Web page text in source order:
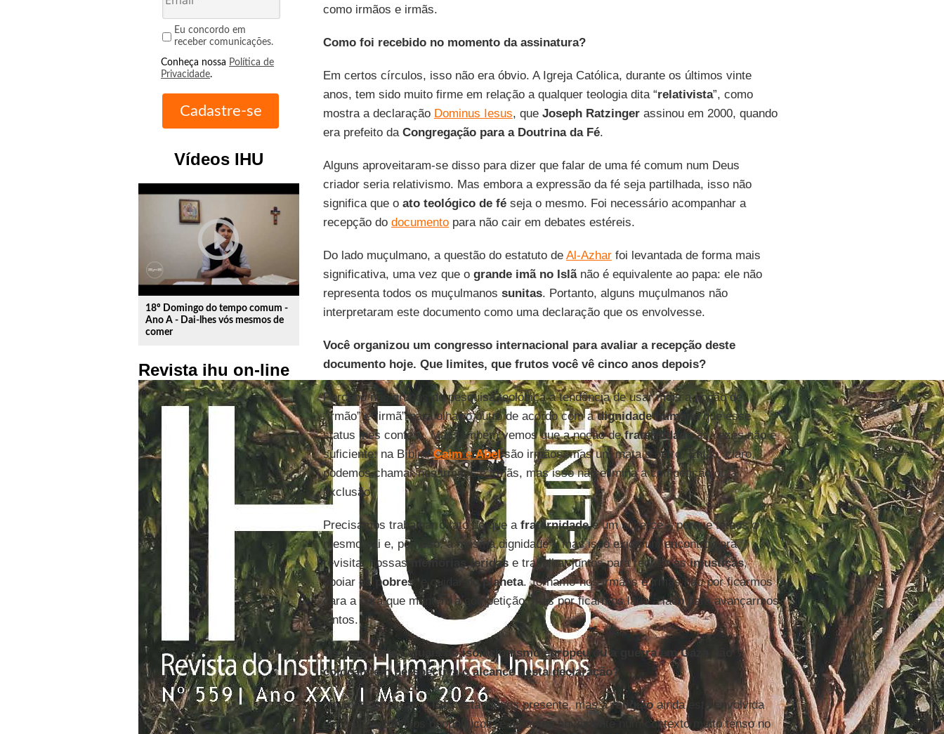
Eu concordo em
receber comunicações.
Conheça nossa Política de
Privacidade.
Vídeos IHU
play_circle_outline
18º Domingo do tempo comum -
Ano A - Dai-lhes vós mesmos de
comer
Revista ihu on-line
como irmãos e irmãs.
Como foi recebido no momento da assinatura?
Em certos círculos, isso não era óbvio. A Igreja Católica, durante os últimos vinte
anos, tem sido muito firme em relação a qualquer teologia dita “relativista”, como
mostra a declaração Dominus Iesus, que Joseph Ratzingerassinou em 2000, quando
era prefeito da Congregação para a Doutrina da Fé.
Alguns aproveitaram-se disso para dizer que falar de uma fé comum num Deus
criador seria relativismo. Mas embora a expressão da fé seja partilhada, isso não
significa que o ato teológico de féseja o mesmo. Foi necessário acompanhar a
recepção do documentopara não cair em debates estéreis.
Do lado muçulmano, a questão do estatuto de Al-Azharfoi levantada de forma mais
significativa, uma vez que o grande imã no Islãnão é equivalente ao papa: ele não
representa todos os muçulmanos sunitas. Portanto, alguns muçulmanos não
interpretaram este documento como uma declaração que os envolvesse.
Você organizou um congresso internacional para avaliar a recepção deste
documento hoje. Que limites, que frutos você vê cinco anos depois?
Percebo nos grupos de pesquisa teológica a tendência de usar mais a noção de
“irmão” e “irmã” para olhar o outro de acordo com adignidade humanaque esse
status lhes confere. Mas também vemos que a noção defraternidadeàs vezes não é
suficiente: na Bíblia,CaimeAbelsão irmãos, mas um mata o outro. Então, claro,
podemos chamar-nos irmãos e irmãs, mas isso não elimina a competição ou a
exclusão.
Precisamos trabalhar o fato de que a fraternidadeé um alicerce – porque temos o
mesmo pai e, por isso, a mesma dignidade – mas isso exige um encontro para
revisitar nossas
memórias feridase trabalhar juntos para reduzir asinjustiças,
apoiar os pobres, e cuidar doplaneta. Tornamo-nos irmãos e irmãs não por ficarmos
cara a cara que mantém a competição, mas por ficarmos lado a lado para avançarmos
juntos.
Os fenômenos atuais do isolacionismo europeu ou a guerra em Gaza não
colocam em perspectiva o alcance desta declaração?
No contexto atual, oISISestá menos presente, mas areligiãoainda está envolvida
em muitos conflitos geopolíticos, e estamos novamente num contexto muito tenso no